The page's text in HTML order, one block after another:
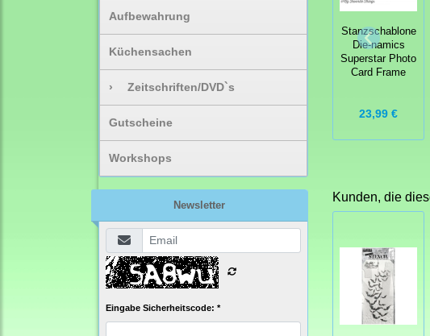
Aufbewahrung
Küchensachen
› Zeitschriften/DVD`s
Gutscheine
Workshops
Newsletter
Eingabe Sicherheitscode: *
Stanzschablone
Die-namics
Superstar Photo
Card Frame
23,99 €
Kunden, die